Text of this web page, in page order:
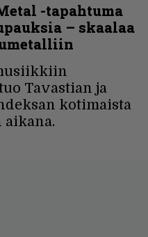
-tapahtuma
– skaalaa
Tavastian ja
kotimaista